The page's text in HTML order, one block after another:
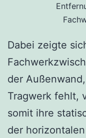
Dabei zeigte
der
Tragwerk fehlt,
somit ihre
der